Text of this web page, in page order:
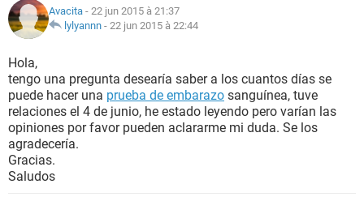
NUTRICIÓN
BIENESTAR
SEXUALIDAD
GLOSARIO
Avacita - 22 jun 2015 à 21:37
lylyannn - 22 jun 2015 à 22:44
Hola,
tengo una pregunta desearía saber a los cuantos días se
puede hacer una prueba de embarazo sanguínea, tuve
relaciones el 4 de junio, he estado leyendo pero varían las
opiniones por favor pueden aclararme mi duda. Se los
agradecería.
Gracias.
Saludos